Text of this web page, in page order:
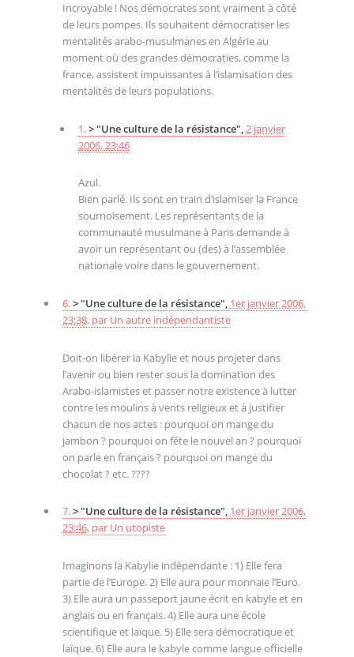
Incroyable ! Nos démocrates sont vraiment à côté
de leurs pompes. Ils souhaitent démocratiser les
mentalités arabo-musulmanes en Algérie au
moment où des grandes démocraties, comme la
france, assistent impuissantes à l’islamisation des
mentalités de leurs populations.
1.> "Une culture de la résistance",2 janvier
2006, 23:46
Azul.
Bien parlé. Ils sont en train d’islamiser la France
sournoisement. Les représentants de la
communauté musulmane à Paris demande à
avoir un représentant ou (des) à l’assemblée
nationale voire dans le gouvernement.
6.> "Une culture de la résistance", 1er janvier 2006,
23:38, par Un autre indépendantiste
Doit-on libérer la Kabylie et nous projeter dans
l’avenir ou bien rester sous la domination des
Arabo-islamistes et passer notre existence à lutter
contre les moulins à vents religieux et à justifier
chacun de nos actes : pourquoi on mange du
jambon ? pourquoi on fête le nouvel an ? pourquoi
on parle en français ? pourquoi on mange du
chocolat ? etc. ????
7.> "Une culture de la résistance", 1er janvier 2006,
23:46, par Un utopiste
Imaginons la Kabylie indépendante : 1) Elle fera
partie de l’Europe. 2) Elle aura pour monnaie l’Euro.
3) Elle aura un passeport jaune écrit en kabyle et en
anglais ou en français. 4) Elle aura une école
scientifique et laïque. 5) Elle sera démocratique et
laïque. 6) Elle aura le kabyle comme langue officielle